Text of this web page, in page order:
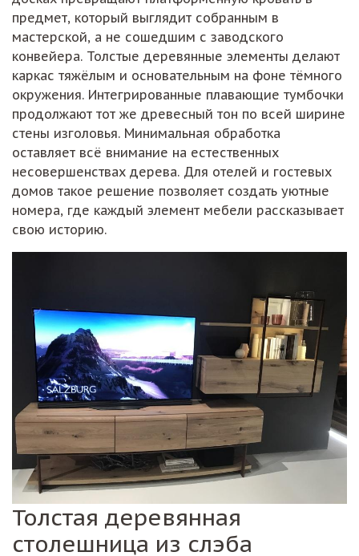
предмет, который выглядит собранным в
мастерской, а не сошедшим с заводского
конвейера. Толстые деревянные элементы делают
каркас тяжёлым и основательным на фоне тёмного
окружения. Интегрированные плавающие тумбочки
продолжают тот же древесный тон по всей ширине
стены изголовья. Минимальная обработка
оставляет всё внимание на естественных
несовершенствах дерева. Для отелей и гостевых
домов такое решение позволяет создать уютные
номера, где каждый элемент мебели рассказывает
свою историю.
Толстая деревянная
столешница из слэба